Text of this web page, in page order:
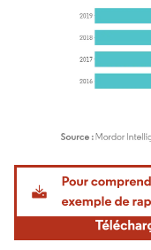
Image © Mordor